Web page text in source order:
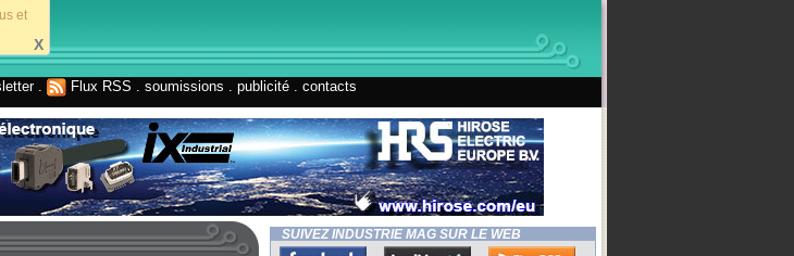
et
X
. Flux RSS soumissions publicité contacts
SUIVEZ INDUSTRIE MAG SUR LE WEB